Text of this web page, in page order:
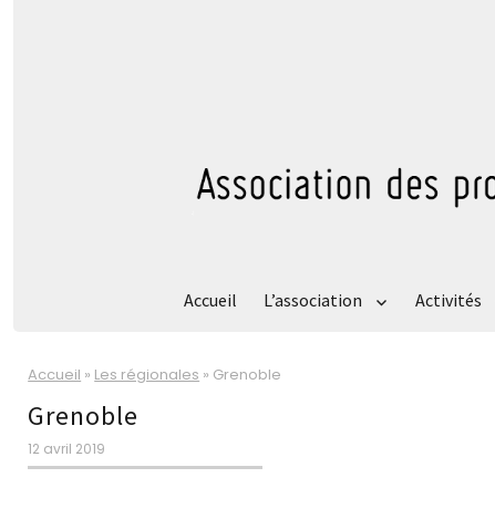
Accueil L’association Activités
Accueil » Les régionales » Grenoble
Grenoble
Publié
le
12 avril 2019